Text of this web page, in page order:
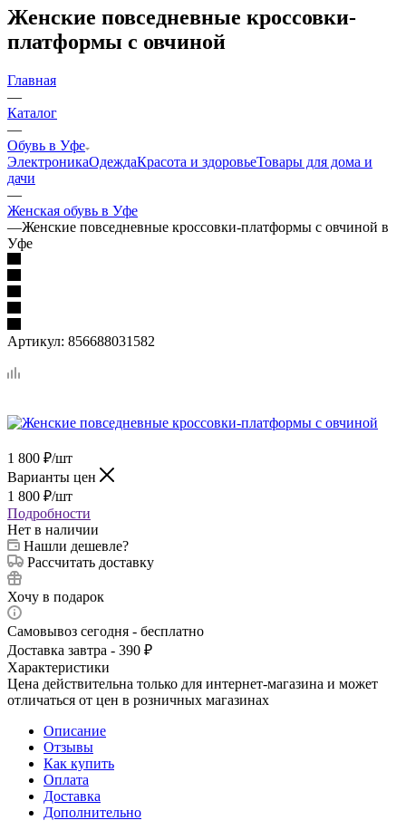
Женские повседневные кроссовки-
платформы с овчиной
Главная
—
Каталог
—
Обувь в Уфе
ЭлектроникаОдеждаКрасота и здоровьеТовары для дома и
дачи
—
Женская обувь в Уфе
—Женские повседневные кроссовки-платформы с овчиной в
Уфе
Артикул: 856688031582
1 800 ₽/шт
Варианты цен
1 800 ₽/шт
Подробности
Нет в наличии
Нашли дешевле?
Рассчитать доставку
Хочу в подарок
Самовывоз сегодня - бесплатно
Доставка завтра - 390 ₽
Характеристики
Цена действительна только для интернет-магазина и может
отличаться от цен в розничных магазинах
Описание
Отзывы
Как купить
Оплата
Доставка
Дополнительно